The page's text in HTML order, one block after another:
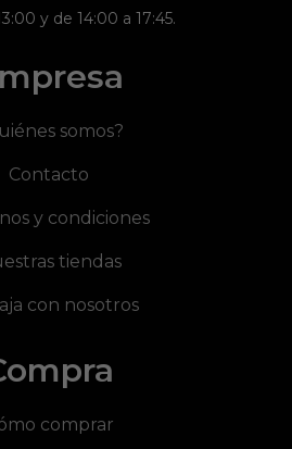
y de 14:00 a 17:45.
somos?
Contacto
y condiciones
tiendas
con nosotros
comprar